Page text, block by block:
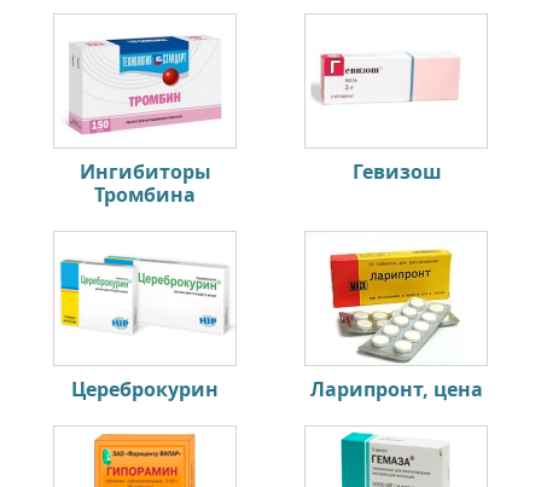
Ингибиторы
Тромбина
Гевизош
Цереброкурин Ларипронт, цена